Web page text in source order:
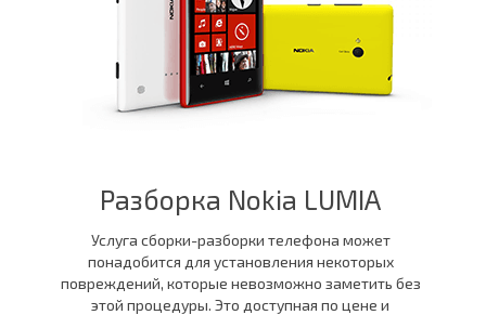
Разборка Nokia LUMIA
Услуга сборки-разборки телефона может
понадобится для установления некоторых
повреждений, которые невозможно заметить без
этой процедуры. Это доступная по цене и